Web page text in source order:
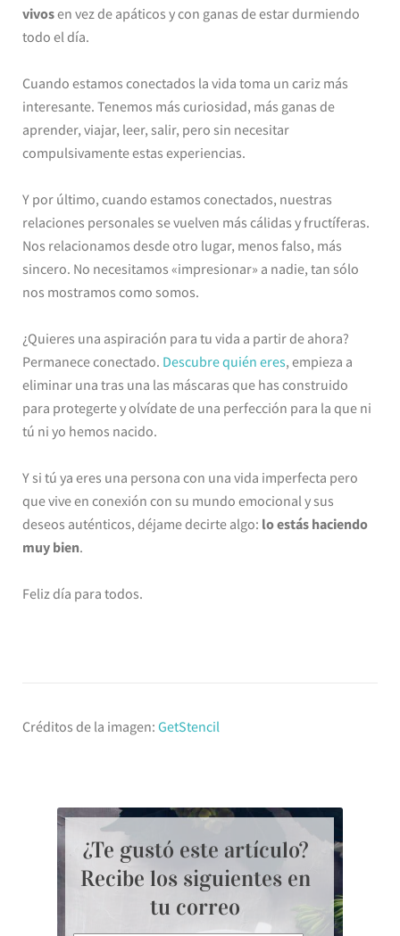
vivosen vez de apáticos y con ganas de estar durmiendo
todo el día.
Cuando estamos conectados la vida toma un cariz más
interesante. Tenemos más curiosidad, más ganas de
aprender, viajar, leer, salir, pero sin necesitar
compulsivamente estas experiencias.
Y por último, cuando estamos conectados, nuestras
relaciones personales se vuelven más cálidas y fructíferas.
Nos relacionamos desde otro lugar, menos falso, más
sincero. No necesitamos «impresionar» a nadie, tan sólo
nos mostramos como somos.
¿Quieres una aspiración para tu vida a partir de ahora?
Permanece conectado. Descubre quién eres, empieza a
eliminar una tras una las máscaras que has construido
para protegerte y olvídate de una perfección para la que ni
tú ni yo hemos nacido.
Y si tú ya eres una persona con una vida imperfecta pero
que vive en conexión con su mundo emocional y sus
deseos auténticos, déjame decirte algo: lo estás haciendo
muy bien.
Feliz día para todos.
Créditos de la imagen: GetStencil
¿Te gustó este artículo?
Recibe los siguientes en
tu correo